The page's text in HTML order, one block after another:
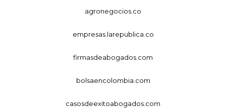
agronegocios.co
empresas.larepublica.co
firmasdeabogados.com
bolsaencolombia.com
casosdeexitoabogados.com